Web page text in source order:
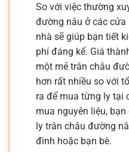
So với việc thường
đường nâu ở các cửa
nhà sẽ giúp bạn tiết
phí đáng kể. Giá
một mẻ trân châu
hơn rất nhiều so với
ra để mua từng ly tại
mua nguyên liệu,
ly trân châu đường
đình hoặc bạn bè.